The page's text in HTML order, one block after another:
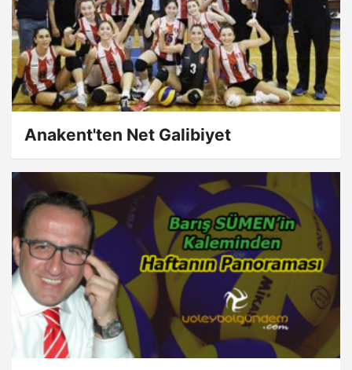
Anakent'ten Net Galibiyet